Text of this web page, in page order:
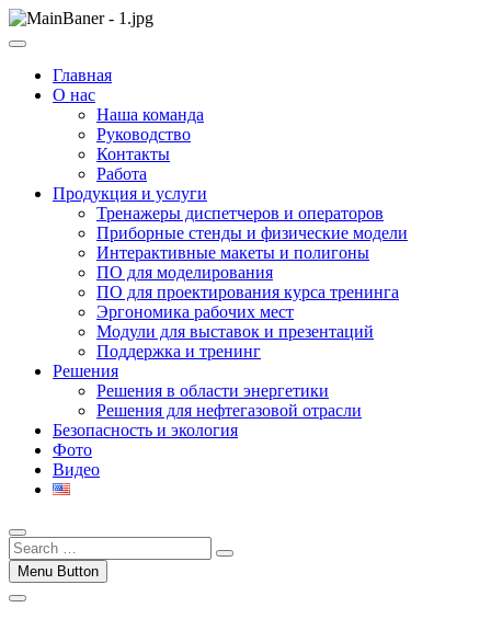
Skip
to
ООО НПП "АТП"
ООО НПП "АТП" – разработка тренажерных комплексов
Главная
О нас
Наша команда
Руководство
Контакты
Работа
Продукция и услуги
Тренажеры диспетчеров и операторов
Приборные стенды и физические модели
Интерактивные макеты и полигоны
ПО для моделирования
ПО для проектирования курса тренинга
Эргономика рабочих мест
Модули для выставок и презентаций
Поддержка и тренинг
Решения
Решения в области энергетики
Решения для нефтегазовой отрасли
Безопасность и экология
Фото
Видео
Menu Button